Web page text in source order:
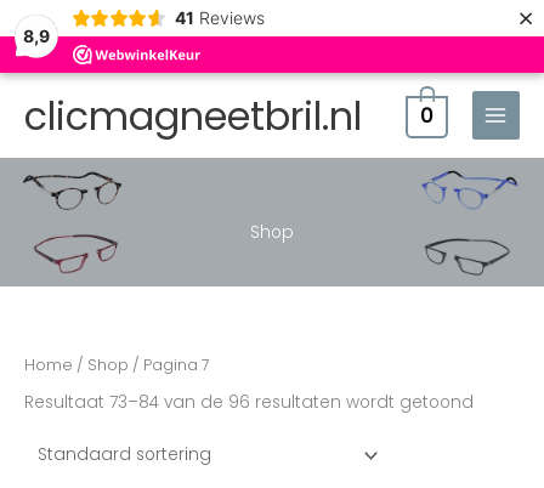
8,9
41 Reviews ×
clicmagneetbril.nl 0
Shop
Home / Shop / Pagina 7
Showing 1–24 of 96 results